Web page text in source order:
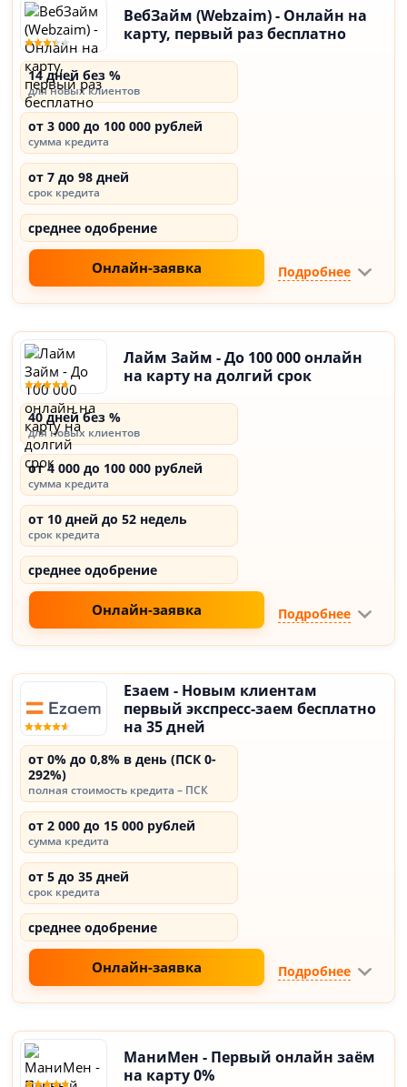
ВебЗайм (Webzaim) - Онлайн на
карту, первый раз бесплатно
14 дней без %
для новых клиентов
от 3 000 до 100 000 рублей
сумма кредита
от 7 до 98 дней
срок кредита
среднее одобрение
Онлайн-заявка Подробнее
Лайм Займ - До 100 000 онлайн
на карту на долгий срок
40 дней без %
для новых клиентов
от 4 000 до 100 000 рублей
сумма кредита
от 10 дней до 52 недель
срок кредита
среднее одобрение
Онлайн-заявка Подробнее
Езаем - Новым клиентам
первый экспресс-заем бесплатно
на 35 дней
от 0% до 0,8% в день (ПСК 0-
292%)
полная стоимость кредита – ПСК
от 2 000 до 15 000 рублей
сумма кредита
от 5 до 35 дней
срок кредита
среднее одобрение
Онлайн-заявка Подробнее
МаниМен - Первый онлайн заём
на карту 0%